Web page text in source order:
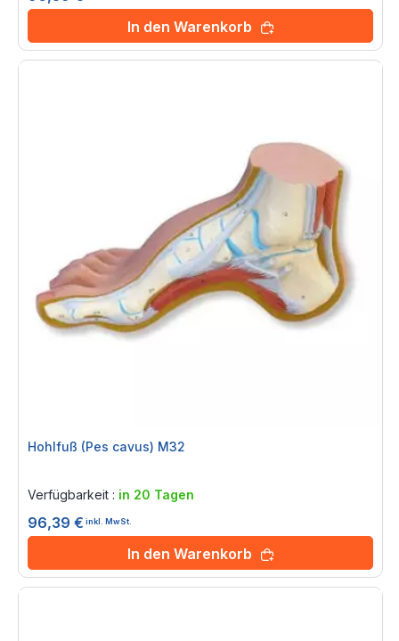
In den Warenkorb
Hohlfuß (Pes cavus) M32
Verfügbarkeit : in 20 Tagen
96,39 € inkl. MwSt.
In den Warenkorb